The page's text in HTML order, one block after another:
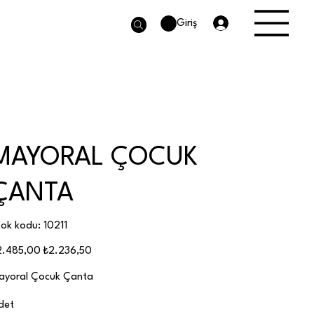
Giriş
ÇOCUK
kodu:
Stok
kodu:
10211
İndirimli
₺2.236,50
Çocuk Çanta